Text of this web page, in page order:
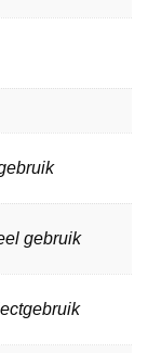
gebruik